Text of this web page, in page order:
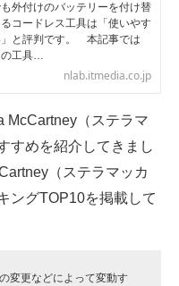
外付けのバッテリーを付け替
コードレス工具は「使いやす
」と評判です。 本記事では
の工具…
nlab.itmedia.co.jp
（ステラマ
すめを紹介してきまし
（ステラマッカ
ングTOP10を掲載して
変更などによって変動す